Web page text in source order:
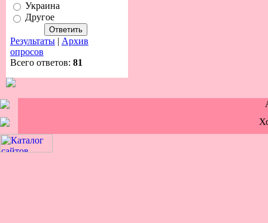
Украина
Другое
Результаты| Архив
опросов
Всего ответов: 81